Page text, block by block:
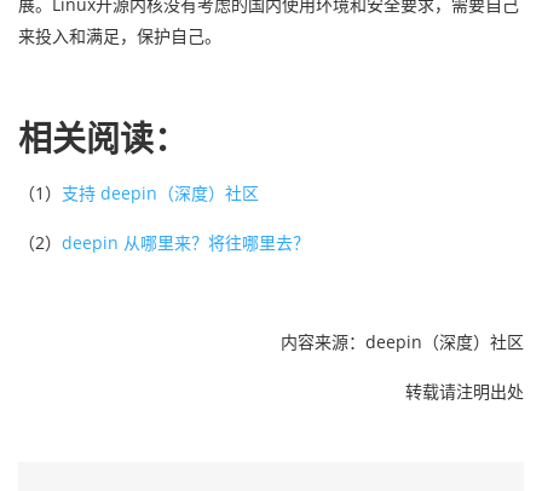
来投入和满足，保护自己。
相关阅读：
（1） 支持 deepin（深度）社区
（2） deepin 从哪里来？将往哪里去？
内容来源：deepin（深度）社区
转载请注明出处